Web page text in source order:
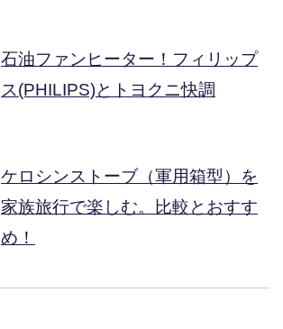
石油ファンヒーター！フィリップ
ス(PHILIPS)とトヨクニ快調
ケロシンストーブ（軍用箱型）を
家族旅行で楽しむ。比較とおすす
め！